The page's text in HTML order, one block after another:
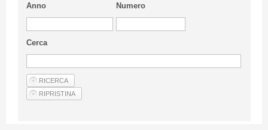
Linee Guida
Privacy Policy
Articoli
Anno Numero
Cerca